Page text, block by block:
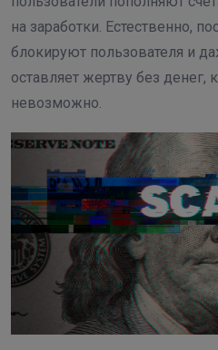
на заработки. Естественно,
блокируют пользователя и
оставляет жертву без денег,
невозможно.